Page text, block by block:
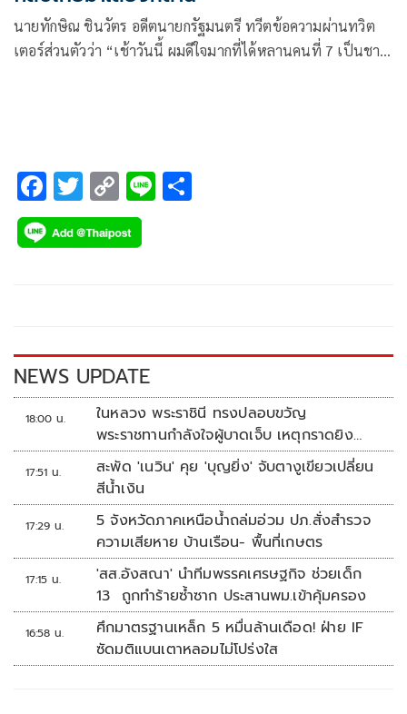
นายทักษิณ ชินวัตร อดีตนายกรัฐมนตรี ทวีตข้อความผ่านทวิต
เตอร์ส่วนตัวว่า “เช้าวันนี้ ผมดีใจมากที่ได้หลานคนที่ 7 เป็นชาย
F
ac
e
k
T
wi
tt
C
o
p
k
Li
NEWS UPDATE
18:00 น.
ในหลวง พระราชินี ทรงปลอบขวัญ
พระราชทานกำลังใจผู้บาดเจ็บ เหตุกราดยิง
รร.เทพศิรินทร์นนทบุรี
17:51 น.
สะพัด 'เนวิน' คุย 'บุญยิ่ง' จับตางูเขียวเปลี่ยน
สีน้ำเงิน
17:29 น.
5 จังหวัดภาคเหนือน้ำถล่มอ่วม ปภ.สั่งสำรวจ
ความเสียหาย บ้านเรือน- พื้นที่เกษตร
17:15 น.
'สส.อังสณา' นำทีมพรรคเศรษฐกิจ ช่วยเด็ก
13 ถูกทำร้ายซ้ำซาก ประสานพม.เข้าคุ้มครอง
16:58 น.
ศึกมาตรฐานเหล็ก 5 หมื่นล้านเดือด! ฝ่าย IF
ซัดมติแบนเตาหลอมไม่โปร่งใส